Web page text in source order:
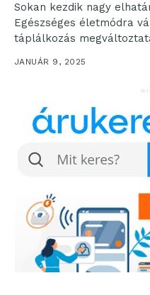
Sokan kezdik nagy
Egészséges életmódra
táplálkozás
ember fogalma között
JANUÁR 9, 2025